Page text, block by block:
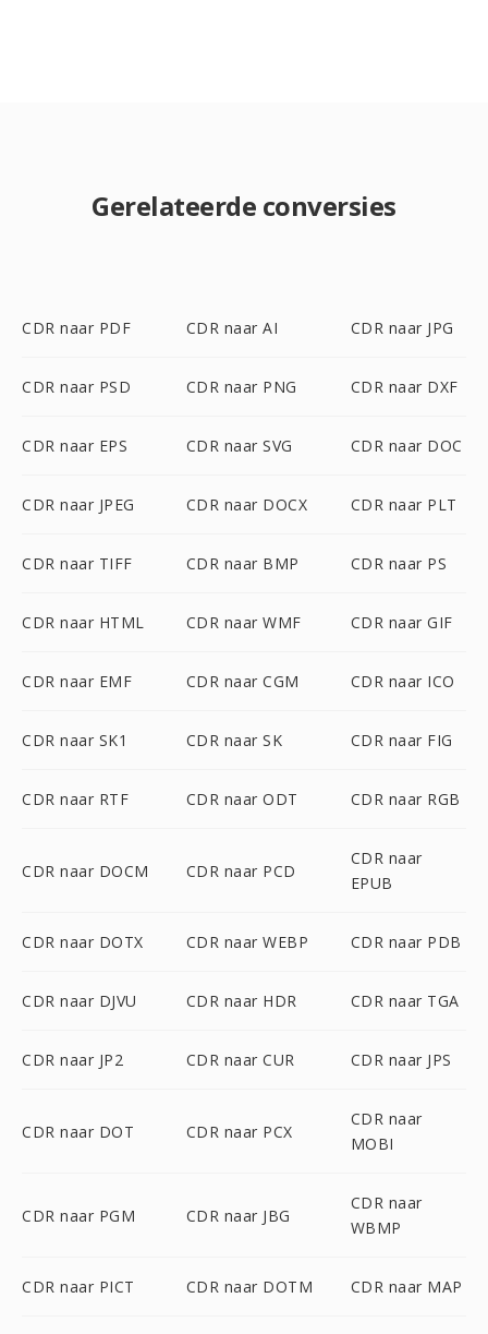
Gerelateerde conversies
CDR naar PDF CDR naar AI CDR naar JPG
CDR naar PSD CDR naar PNG CDR naar DXF
CDR naar EPS CDR naar SVG CDR naar DOC
CDR naar JPEG CDR naar DOCX CDR naar PLT
CDR naar TIFF CDR naar BMP CDR naar PS
CDR naar HTML CDR naar WMF CDR naar GIF
CDR naar EMF CDR naar CGM CDR naar ICO
CDR naar SK1 CDR naar SK CDR naar FIG
CDR naar RTF CDR naar ODT CDR naar RGB
CDR naar DOCM CDR naar PCD
CDR naar
EPUB
CDR naar DOTX CDR naar WEBP CDR naar PDB
CDR naar DJVU CDR naar HDR CDR naar TGA
CDR naar JP2 CDR naar CUR CDR naar JPS
CDR naar DOT CDR naar PCX
CDR naar
MOBI
CDR naar PGM CDR naar JBG
CDR naar
WBMP
CDR naar PICT CDR naar DOTM CDR naar MAP